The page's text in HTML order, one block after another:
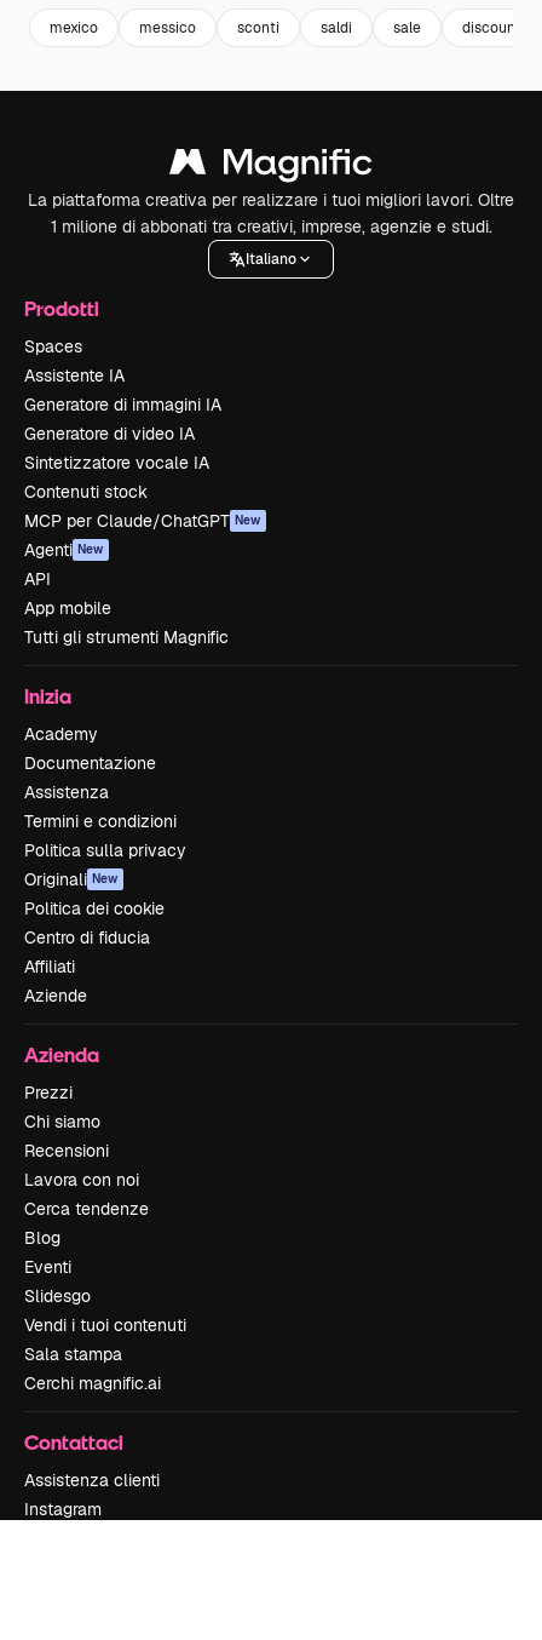
mexico messico sconti saldi sale discount
La piattaforma creativa per realizzare i tuoi migliori lavori. Oltre
1 milione di abbonati tra creativi, imprese, agenzie e studi.
Italiano
Prodotti
Spaces
Assistente IA
Generatore di immagini IA
Generatore di video IA
Sintetizzatore vocale IA
Contenuti stock
MCP per Claude/ChatGPT New
Agenti New
API
App mobile
Tutti gli strumenti Magnific
Inizia
Academy
Documentazione
Assistenza
Termini e condizioni
Politica sulla privacy
Originali New
Politica dei cookie
Centro di fiducia
Affiliati
Aziende
Azienda
Prezzi
Chi siamo
Recensioni
Lavora con noi
Cerca tendenze
Blog
Eventi
Slidesgo
Vendi i tuoi contenuti
Sala stampa
Cerchi magnific.ai
Contattaci
Assistenza clienti
Instagram